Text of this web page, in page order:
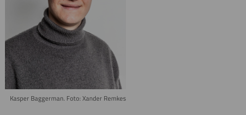
Kasper Baggerman. Foto: Xander Remkes